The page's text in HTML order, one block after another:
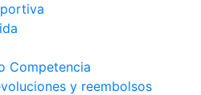
Competencia
y reembolsos